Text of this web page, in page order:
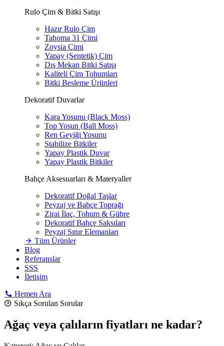
Rulo Çim & Bitki Satışı
Hazır Rulo Çim
Tahoma 31 Çimi
Zoysia Çimi
Yapay (Sentetik) Çim
Dış Mekan Bitki Satışı
Kaliteli Çim Tohumları
Bitki Besleme Ürünleri
Dekoratif Duvarlar
Kara Yosunu (Black Moss)
Top Yosun (Ball Moss)
Ren Geyiği Yosunu
Stabilize Bitkiler
Yapay Plastik Duvar
Yapay Plastik Bitkiler
Bahçe Aksesuarları & Materyaller
Dekoratif Doğal Taşlar
Peyzaj ve Bahçe Toprağı
Zirai İlaç, Tohum & Gübre
Dekoratif Bahçe Saksıları
Peyzaj Sınır Elemanları
Tüm Ürünler
Blog
Referanslar
SSS
İletişim
Hemen Ara
Sıkça Sorulan Sorular
Ağaç veya çalıların fiyatları ne kadar?